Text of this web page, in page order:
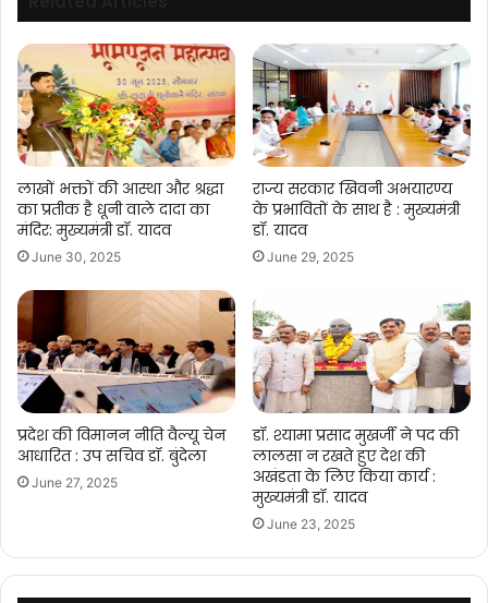
जायजा
लाखों भक्तों की आस्था और श्रद्धा
का प्रतीक है धूनी वाले दादा का
मंदिर: मुख्यमंत्री डॉ. यादव
June 30, 2025
राज्य सरकार खिवनी अभयारण्य
के प्रभावितों के साथ है : मुख्यमंत्री
डॉ. यादव
June 29, 2025
प्रदेश की विमानन नीति वैल्यू चेन
आधारित : उप सचिव डॉ. बुंदेला
June 27, 2025
डॉ. श्यामा प्रसाद मुखर्जी ने पद की
लालसा न रखते हुए देश की
अखंडता के लिए किया कार्य :
मुख्यमंत्री डॉ. यादव
June 23, 2025